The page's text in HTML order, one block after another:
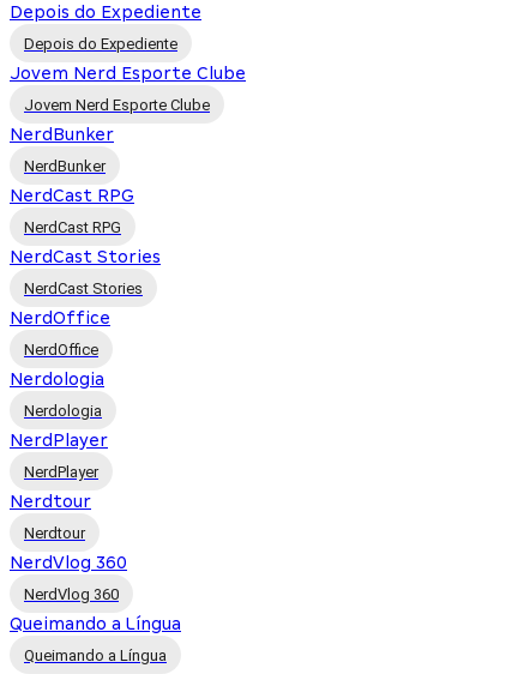
Depois do Expediente
Depois do Expediente
Jovem Nerd Esporte Clube
Jovem Nerd Esporte Clube
NerdBunker
NerdBunker
NerdCast RPG
NerdCast RPG
NerdCast Stories
NerdCast Stories
NerdOffice
NerdOffice
Nerdologia
Nerdologia
NerdPlayer
NerdPlayer
Nerdtour
Nerdtour
NerdVlog 360
NerdVlog 360
Queimando a Língua
Queimando a Língua